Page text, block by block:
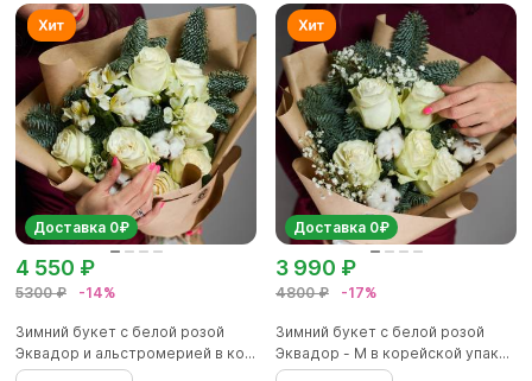
Доставка 0₽
5300 ₽ -14%
4 550 ₽
Зимний букет с белой розой
Эквадор и альстромерией в ко...
Доставка 0₽
4800 ₽ -17%
3 990 ₽
Зимний букет с белой розой
Эквадор - М в корейской упак...